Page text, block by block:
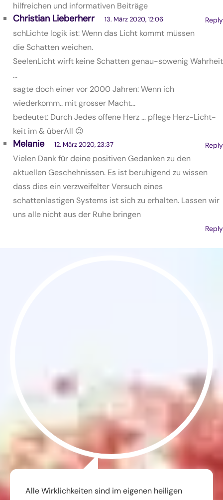
hilfreichen und informativen Beiträge
Reply
Christian Lieberherr 13. März 2020, 12:06
schLichte logik ist: Wenn das Licht kommt müssen
die Schatten weichen.
SeelenLicht wirft keine Schatten genau-sowenig Wahrheit
…
sagte doch einer vor 2000 Jahren: Wenn ich
wiederkomm.. mit grosser Macht…
bedeutet: Durch Jedes offene Herz … pflege Herz-Licht-
keit im & überAll 😉
Reply
Melanie 12. März 2020, 23:37
Vielen Dank für deine positiven Gedanken zu den
aktuellen Geschehnissen. Es ist beruhigend zu wissen
dass dies ein verzweifelter Versuch eines
schattenlastigen Systems ist sich zu erhalten. Lassen wir
uns alle nicht aus der Ruhe bringen
Reply
Alle Wirklichkeiten sind im eigenen heiligen